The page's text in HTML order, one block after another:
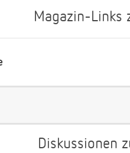
Magazin-Links
Diskussionen